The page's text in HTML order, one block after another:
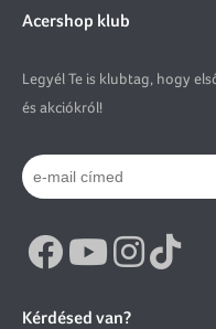
Acershop klub
Legyél Te is klubtag, hogy
és akciókról!
Kérdésed van?